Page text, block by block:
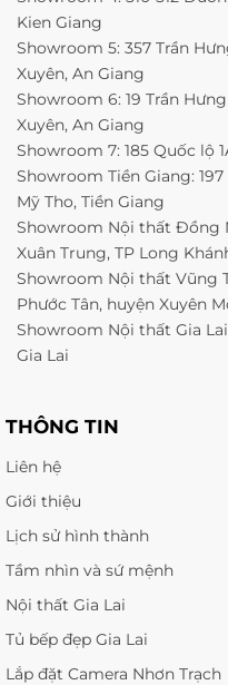
Kien Giang
Showroom 5: 357 Trần
Xuyên, An Giang
Showroom 6: 19 Trần
Xuyên, An Giang
Showroom 7: 185 Quốc lộ
Showroom Tiền Giang:
Mỹ Tho, Tiền Giang
Showroom Nội thất Đồng
Xuân Trung, TP Long
Showroom Nội thất Vũng
Phước Tân, huyện Xuyên
Showroom Nội thất Gia
Gia Lai
THÔNG TIN
Liên hệ
Giới thiệu
Lịch sử hình thành
Tầm nhìn và sứ mệnh
Nội thất Gia Lai
Tủ bếp đẹp Gia Lai
Lắp đặt Camera Nhơn Trạch